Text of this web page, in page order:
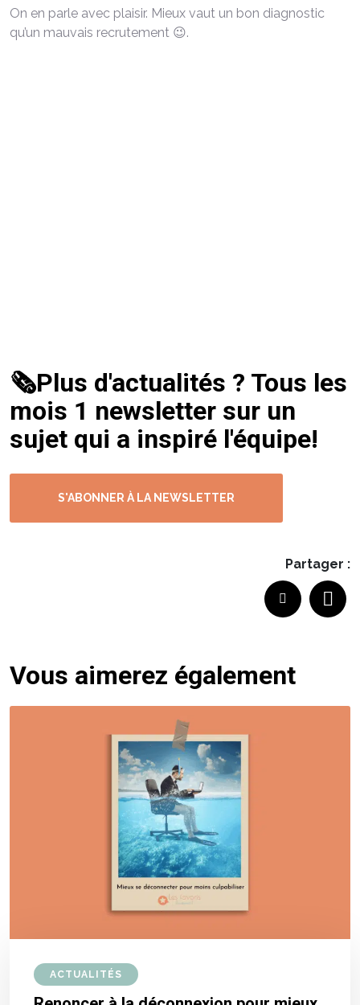
On en parle avec plaisir. Mieux vaut un bon diagnostic
qu’un mauvais recrutement 😉.
🗞️Plus d'actualités ? Tous les
mois 1 newsletter sur un
sujet qui a inspiré l'équipe!
S'ABONNER À LA NEWSLETTER
Partager :
Vous aimerez également
ACTUALITÉS